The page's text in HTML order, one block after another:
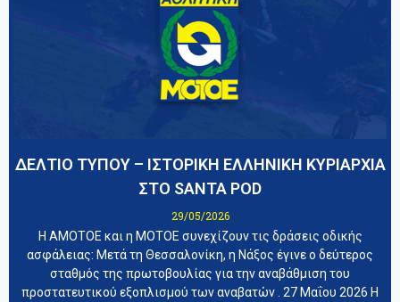
ΔΕΛΤΙΟ ΤΥΠΟΥ – ΙΣΤΟΡΙΚΗ ΕΛΛΗΝΙΚΗ ΚΥΡΙΑΡΧΙΑ
ΣΤΟ SANTA POD
29/05/2026
Η ΑΜΟΤΟΕ και η ΜΟΤΟΕ συνεχίζουν τις δράσεις οδικής
ασφάλειας: Μετά τη Θεσσαλονίκη, η Νάξος έγινε ο δεύτερος
σταθμός της πρωτοβουλίας για την αναβάθμιση του
προστατευτικού εξοπλισμού των αναβατών . 27 Μαΐου 2026 Η